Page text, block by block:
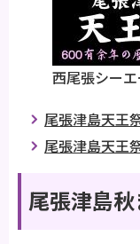
西尾張シー
尾張津島天王
尾張津島天王
尾張津島秋